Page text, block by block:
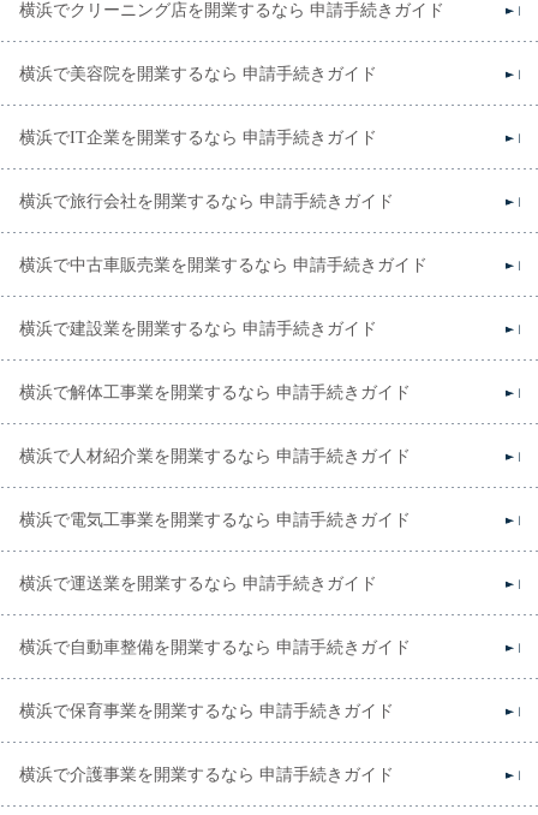
横浜でクリーニング店を開業するなら 申請手続きガイド
横浜で美容院を開業するなら 申請手続きガイド
横浜でIT企業を開業するなら 申請手続きガイド
横浜で旅行会社を開業するなら 申請手続きガイド
横浜で中古車販売業を開業するなら 申請手続きガイド
横浜で建設業を開業するなら 申請手続きガイド
横浜で解体工事業を開業するなら 申請手続きガイド
横浜で人材紹介業を開業するなら 申請手続きガイド
横浜で電気工事業を開業するなら 申請手続きガイド
横浜で運送業を開業するなら 申請手続きガイド
横浜で自動車整備を開業するなら 申請手続きガイド
横浜で保育事業を開業するなら 申請手続きガイド
横浜で介護事業を開業するなら 申請手続きガイド